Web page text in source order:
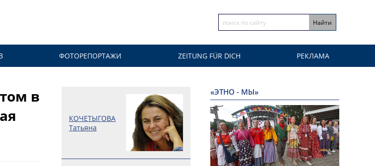
ФОТОРЕПОРТАЖИ ZEITUNG FÜR DICH РЕКЛАМА
в
КОЧЕТЫГОВА
Татьяна
«ЭТНО - МЫ»